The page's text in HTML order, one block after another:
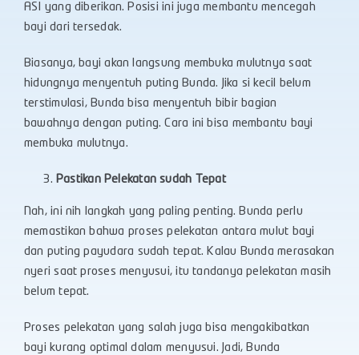
ASI yang diberikan. Posisi ini juga membantu mencegah
bayi dari tersedak.
Biasanya, bayi akan langsung membuka mulutnya saat
hidungnya menyentuh puting Bunda. Jika si kecil belum
terstimulasi, Bunda bisa menyentuh bibir bagian
bawahnya dengan puting. Cara ini bisa membantu bayi
membuka mulutnya.
Pastikan Pelekatan sudah Tepat
Nah, ini nih langkah yang paling penting. Bunda perlu
memastikan bahwa proses pelekatan antara mulut bayi
dan puting payudara sudah tepat. Kalau Bunda merasakan
nyeri saat proses menyusui, itu tandanya pelekatan masih
belum tepat.
Proses pelekatan yang salah juga bisa mengakibatkan
bayi kurang optimal dalam menyusui. Jadi, Bunda